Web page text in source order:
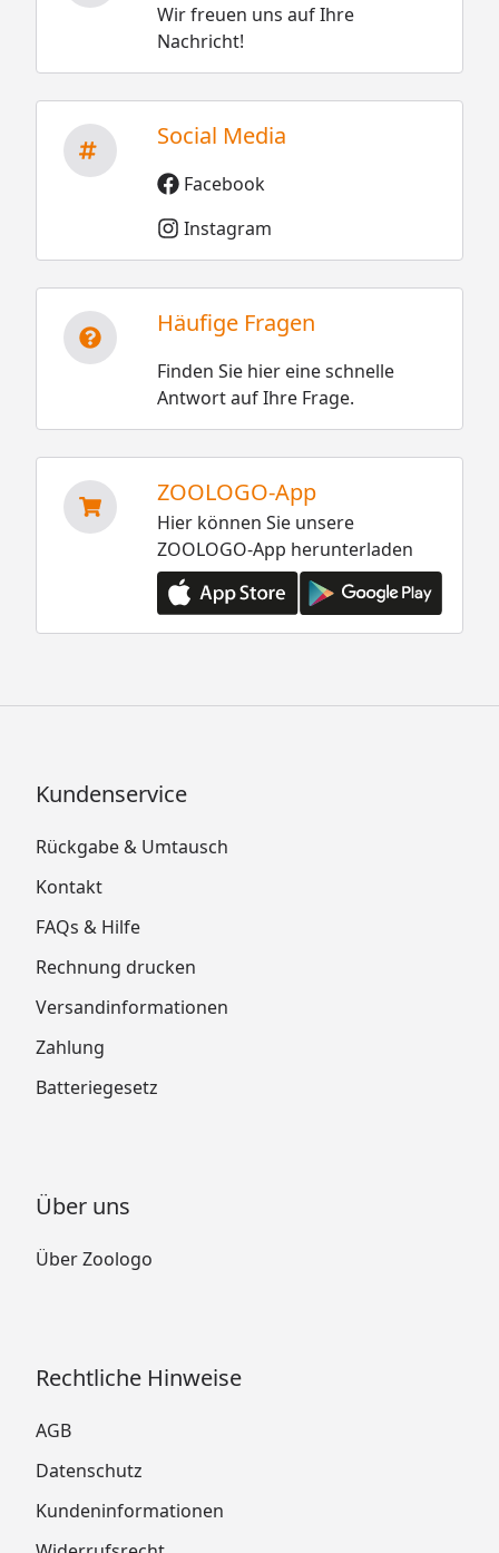
Wir freuen uns auf Ihre
Nachricht!
Social Media
Facebook
Instagram
Häufige Fragen
Finden Sie hier eine schnelle
Antwort auf Ihre Frage.
ZOOLOGO-App
Hier können Sie unsere
ZOOLOGO-App herunterladen
Kundenservice
Rückgabe & Umtausch
Kontakt
FAQs & Hilfe
Rechnung drucken
Versandinformationen
Zahlung
Batteriegesetz
Über uns
Über Zoologo
Rechtliche Hinweise
AGB
Datenschutz
Kundeninformationen